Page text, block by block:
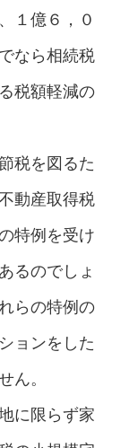
１億６，０
なら相続税
税額軽減の
税を図るた
動産取得税
特例を受け
るのでしょ
らの特例の
ョンをした
ん。
に限らず家